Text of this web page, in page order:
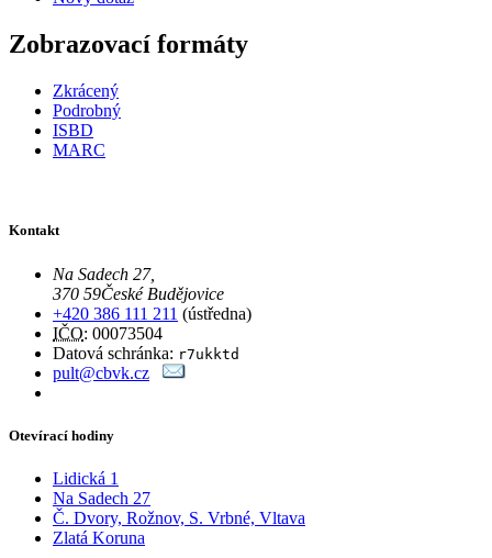
Zobrazovací formáty
Zkrácený
Podrobný
ISBD
MARC
Kontakt
Na Sadech 27,
370 59České Budějovice
+420 386 111 211 (ústředna)
IČO: 00073504
Datová schránka: r7ukktd
pult@cbvk.cz
Otevírací hodiny
Lidická 1
Na Sadech 27
Č. Dvory, Rožnov, S. Vrbné, Vltava
Zlatá Koruna